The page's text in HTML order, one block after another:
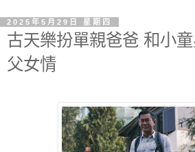
2025年5月29日 星期四
古天樂扮單親爸爸 和小
父女情